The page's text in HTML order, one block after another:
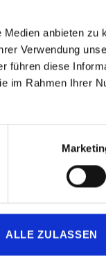
anbieten zu
Verwendung
führen diese
im Rahmen Ihrer
ALLE ZULASSEN
4